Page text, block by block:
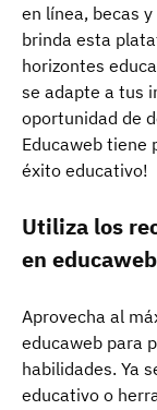
en línea, becas
brinda esta
horizontes
se adapte a tus
oportunidad de
Educaweb tiene
éxito educativo!
Utiliza los
en
Aprovecha al
educaweb para
habilidades. Ya
educativo o